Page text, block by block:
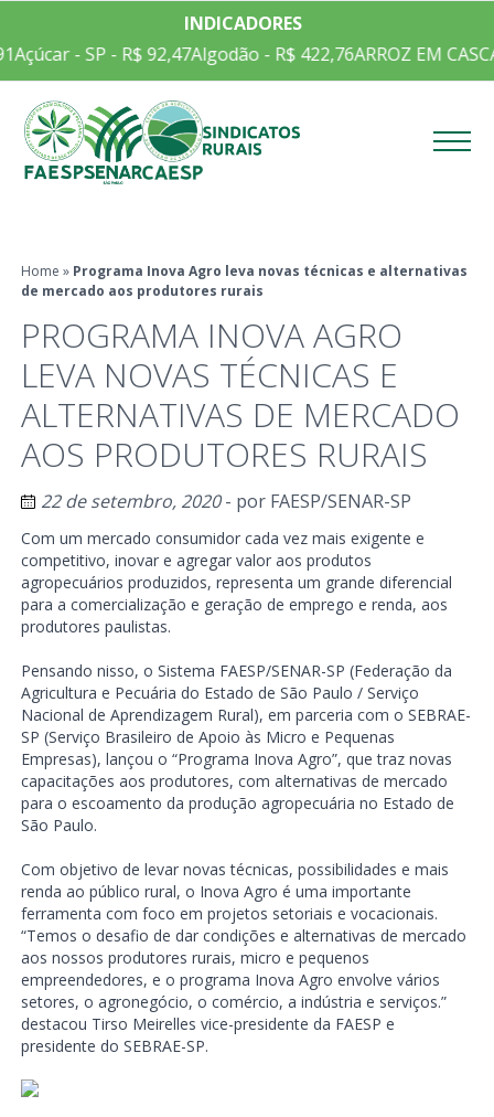
INDICADORES
Açúcar - SP - R$ 92,47Algodão - R$ 422,76ARROZ EM
Home » Programa Inova Agro leva novas técnicas e alternativas
de mercado aos produtores rurais
PROGRAMA INOVA AGRO
LEVA NOVAS TÉCNICAS E
ALTERNATIVAS DE MERCADO
AOS PRODUTORES RURAIS
22 de setembro, 2020- por FAESP/SENAR-SP
Com um mercado consumidor cada vez mais exigente e
competitivo, inovar e agregar valor aos produtos
agropecuários produzidos, representa um grande diferencial
para a comercialização e geração de emprego e renda, aos
produtores paulistas.
Pensando nisso, o Sistema FAESP/SENAR-SP (Federação da
Agricultura e Pecuária do Estado de São Paulo / Serviço
Nacional de Aprendizagem Rural), em parceria com o SEBRAE-
SP (Serviço Brasileiro de Apoio às Micro e Pequenas
Empresas), lançou o “Programa Inova Agro”, que traz novas
capacitações aos produtores, com alternativas de mercado
para o escoamento da produção agropecuária no Estado de
São Paulo.
Com objetivo de levar novas técnicas, possibilidades e mais
renda ao público rural, o Inova Agro é uma importante
ferramenta com foco em projetos setoriais e vocacionais.
“Temos o desafio de dar condições e alternativas de mercado
aos nossos produtores rurais, micro e pequenos
empreendedores, e o programa Inova Agro envolve vários
setores, o agronegócio, o comércio, a indústria e serviços.”
destacou Tirso Meirelles vice-presidente da FAESP e
presidente do SEBRAE-SP.